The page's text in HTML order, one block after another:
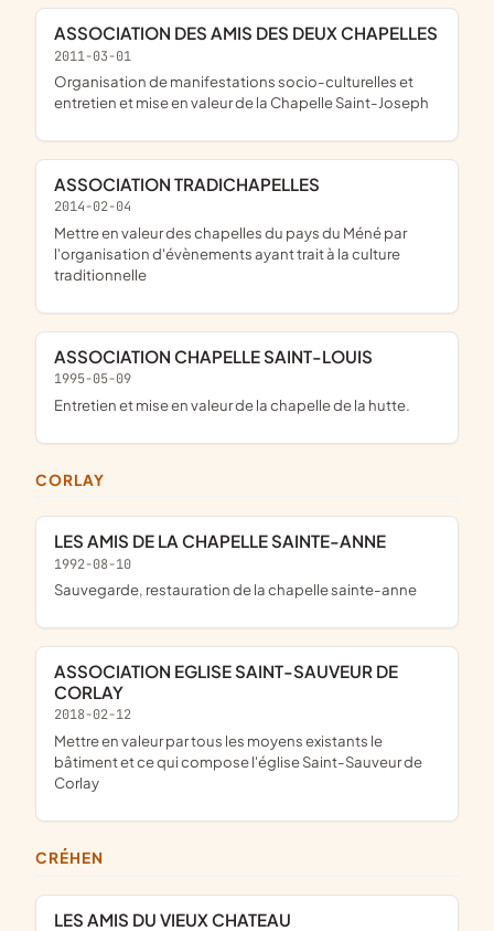
ASSOCIATION DES AMIS DES DEUX CHAPELLES
2011-03-01
organisation de manifestations socio-culturelles et
entretien et mise en valeur de la Chapelle Saint-Joseph
ASSOCIATION TRADICHAPELLES
2014-02-04
mettre en valeur des chapelles du pays du Méné par
l'organisation d'évènements ayant trait à la culture
traditionnelle
ASSOCIATION CHAPELLE SAINT-LOUIS
1995-05-09
entretien et mise en valeur de la chapelle de la hutte.
CORLAY
LES AMIS DE LA CHAPELLE SAINTE-ANNE
1992-08-10
sauvegarde, restauration de la chapelle sainte-anne
ASSOCIATION EGLISE SAINT-SAUVEUR DE
CORLAY
2018-02-12
mettre en valeur par tous les moyens existants le
bâtiment et ce qui compose l'église Saint-Sauveur de
Corlay
CRÉHEN
LES AMIS DU VIEUX CHATEAU